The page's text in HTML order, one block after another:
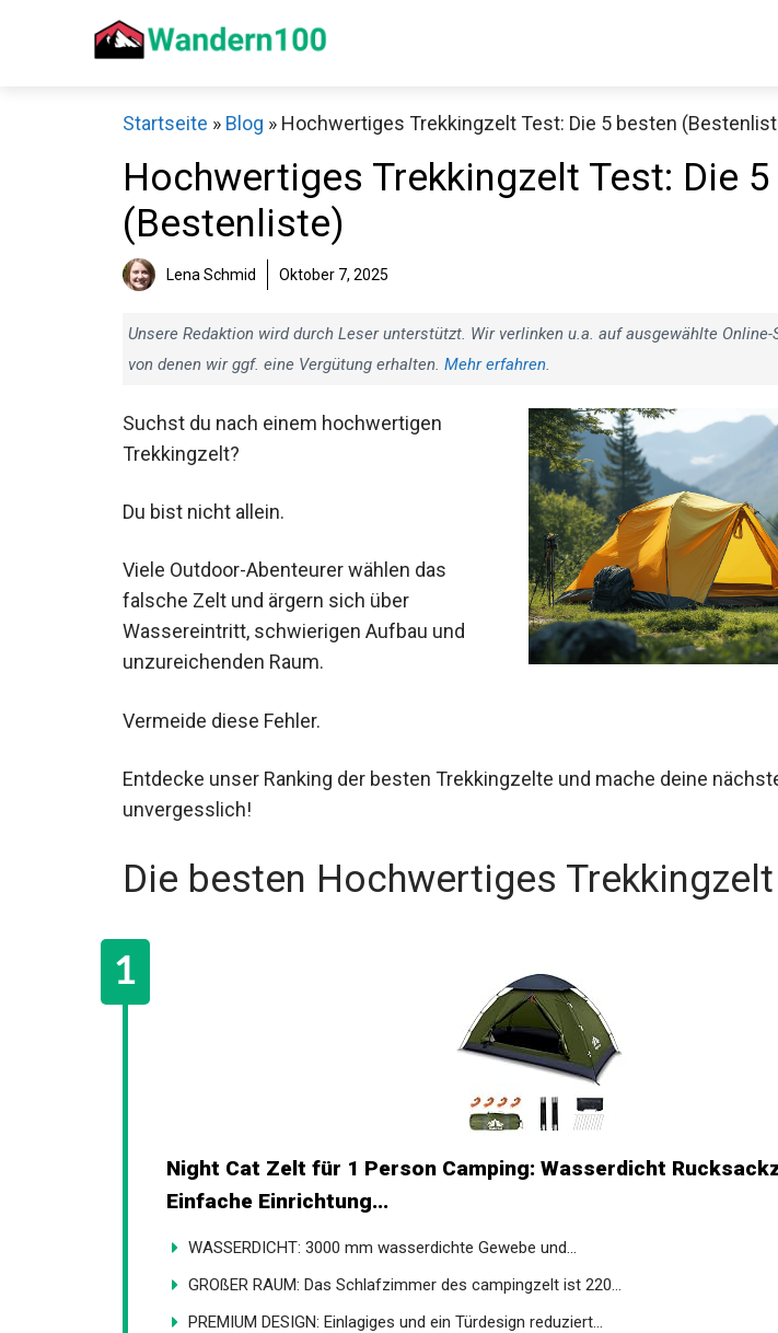
Startseite » Blog » Hochwertiges Trekkingzelt Test: Die 5 besten
Hochwertiges Trekkingzelt Test: Die
(Bestenliste)
Lena Schmid Oktober 7, 2025
Unsere Redaktion wird durch Leser unterstützt. Wir verlinken u.a. auf ausgewählte Online-
von denen wir ggf. eine Vergütung erhalten. Mehr erfahren.
Suchst du nach einem hochwertigen
Trekkingzelt?
Du bist nicht allein.
Viele Outdoor-Abenteurer wählen das
falsche Zelt und ärgern sich über
Wassereintritt, schwierigen Aufbau und
unzureichenden Raum.
Vermeide diese Fehler.
Entdecke unser Ranking der besten Trekkingzelte und mache deine
unvergesslich!
Die besten Hochwertiges Trekkingzelt
Night Cat Zelt für 1 Person Camping: Wasserdicht
Mann Einfache Einrichtung...
WASSERDICHT: 3000 mm wasserdichte Gewebe und...
GROßER RAUM: Das Schlafzimmer des campingzelt ist 220...
PREMIUM DESIGN: Einlagiges und ein Türdesign reduziert...
Decathlon
Schaue dir jetzt die meistverkauften
Jetzt